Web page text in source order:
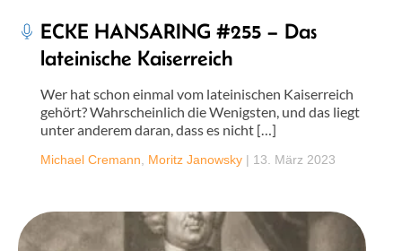
ECKE HANSARING #255 – Das
lateinische Kaiserreich
Wer hat schon einmal vom lateinischen Kaiserreich
gehört? Wahrscheinlich die Wenigsten, und das liegt
unter anderem daran, dass es nicht […]
Michael Cremann Moritz Janowsky | 13. März 2023